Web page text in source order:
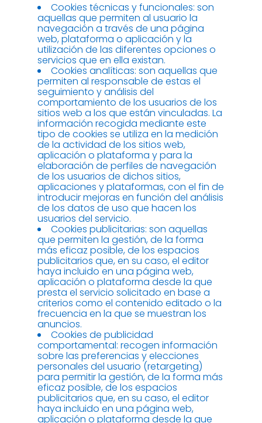
Cookies técnicas y funcionales: son
aquellas que permiten al usuario la
navegación a través de una página
web, plataforma o aplicación y la
utilización de las diferentes opciones o
servicios que en ella existan.
Cookies analíticas: son aquellas que
permiten al responsable de estas el
seguimiento y análisis del
comportamiento de los usuarios de los
sitios web a los que están vinculadas. La
información recogida mediante este
tipo de cookies se utiliza en la medición
de la actividad de los sitios web,
aplicación o plataforma y para la
elaboración de perfiles de navegación
de los usuarios de dichos sitios,
aplicaciones y plataformas, con el fin de
introducir mejoras en función del análisis
de los datos de uso que hacen los
usuarios del servicio.
Cookies publicitarias: son aquellas
que permiten la gestión, de la forma
más eficaz posible, de los espacios
publicitarios que, en su caso, el editor
haya incluido en una página web,
aplicación o plataforma desde la que
presta el servicio solicitado en base a
criterios como el contenido editado o la
frecuencia en la que se muestran los
anuncios.
Cookies de publicidad
comportamental: recogen información
sobre las preferencias y elecciones
personales del usuario (retargeting)
para permitir la gestión, de la forma más
eficaz posible, de los espacios
publicitarios que, en su caso, el editor
haya incluido en una página web,
aplicación o plataforma desde la que